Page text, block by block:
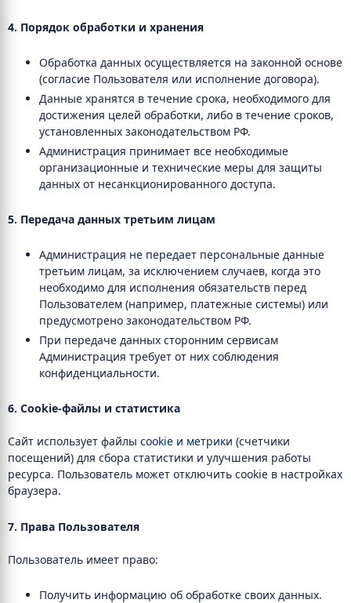
4. Порядок обработки и хранения
Обработка данных осуществляется на законной основе
(согласие Пользователя или исполнение договора).
Данные хранятся в течение срока, необходимого для
достижения целей обработки, либо в течение сроков,
установленных законодательством РФ.
Администрация принимает все необходимые
организационные и технические меры для защиты
данных от несанкционированного доступа.
5. Передача данных третьим лицам
Администрация не передает персональные данные
третьим лицам, за исключением случаев, когда это
необходимо для исполнения обязательств перед
Пользователем (например, платежные системы) или
предусмотрено законодательством РФ.
При передаче данных сторонним сервисам
Администрация требует от них соблюдения
конфиденциальности.
6. Cookie-файлы и статистика
Сайт использует файлы cookie и метрики (счетчики
посещений) для сбора статистики и улучшения работы
ресурса. Пользователь может отключить cookie в настройках
браузера.
7. Права Пользователя
Пользователь имеет право:
Получить информацию об обработке своих данных.